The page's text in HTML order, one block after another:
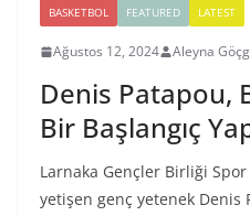
BASKETBOL FEATURED LATEST
Ağustos 12, 2024 Aleyna
Denis Patapou,
Bir Başlangıç
Larnaka Gençler Birliği
yetişen genç yetenek Denis